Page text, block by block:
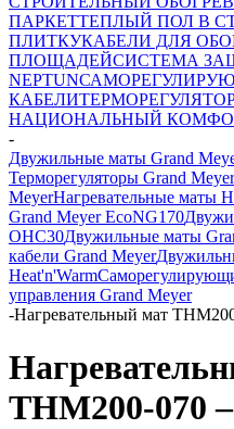
ПАРКЕТТЕПЛЫЙ ПОЛ В
ПЛИТКУКАБЕЛИ ДЛЯ
ПЛОЩАДЕЙСИСТЕМА
NEPTUN
КАБЕЛИ
НАЦИОНАЛЬНЫЙ
-
Двужильные маты Grand
Терморегуляторы Grand Meyer
MeyerНагревательные маты
Grand Meyer EcoNG170
OHC30Двужильные маты
кабели Grand Meyer
Heat'n'Warm
управления Grand Meyer
-Нагревательный мат
THM200-070